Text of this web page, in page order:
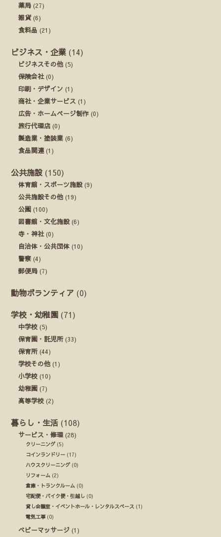
薬局 (27)
雑貨(6)
食料品 (21)
ビジネス・企業 (14)
ビジネスその他 (5)
保険会社(0)
印刷・デザイン (1)
商社・企業サービス (1)
広告・ホームページ制作 (0)
旅行代理店 (0)
製造業・塗装業 (6)
食品関連 (1)
公共施設 (150)
体育館・スポーツ施設(9)
公共施設その他 (19)
公園 (100)
図書館・文化施設(6)
寺・神社(0)
自治体・公共団体 (10)
警察 (4)
郵便局 (7)
動物ボランティア (0)
学校・幼稚園 (71)
中学校 (5)
保育園・託児所(33)
保育所(44)
学校その他 (1)
小学校 (10)
幼稚園 (7)
高等学校 (2)
暮らし・生活 (108)
サービス・修理 (28)
クリーニング(5)
コインランドリー (17)
ハウスクリーニング(0)
リフォーム (2)
倉庫・トランクルーム (0)
宅配便・バイク便・引越し (0)
貸し会議室・イベントホール・レンタルスペース (1)
電気工事(0)
ベビーマッサージ (1)